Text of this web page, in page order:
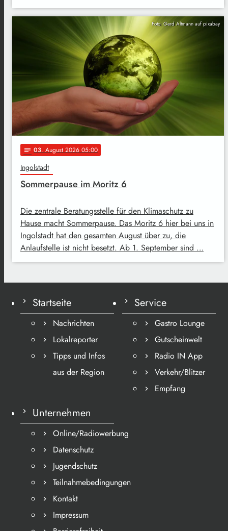
Foto: Gerd Altmann auf pixabay
notes 03. August 2026 05:00
Ingolstadt
Sommerpause im Moritz 6
Die zentrale Beratungsstelle für den Klimaschutz zu
Hause macht Sommerpause. Das Moritz 6 hier bei uns in
Ingolstadt hat den gesamten August über zu, die
Anlaufstelle ist nicht besetzt. Ab 1. September sind …
Startseite
Nachrichten
Lokalreporter
Tipps und Infos
aus der Region
Service
Gastro Lounge
Gutscheinwelt
Radio IN App
Verkehr/Blitzer
Empfang
Unternehmen
Online/Radiowerbung
Datenschutz
Jugendschutz
Teilnahmebedingungen
Kontakt
Impressum